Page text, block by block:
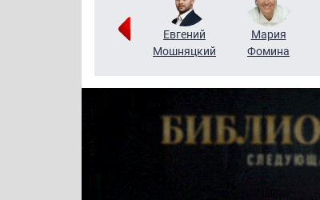
Виктор
Евгений
Мошняцкий
Мария
Фомина